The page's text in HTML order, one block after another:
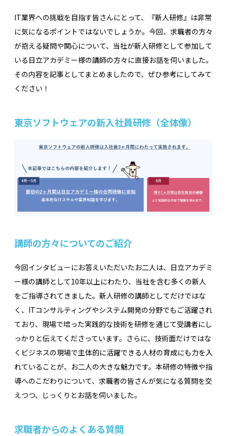
IT業界への挑戦を目指す皆さんにとって、『新人研修』は非常
に気になるポイントではないでしょうか。今回、求職者の方々
が抱える疑問や関心について、当社が新人研修として参加して
いる日立アカデミー様の講師の方々に直接お話を伺いました。
その内容を記事としてまとめましたので、ぜひ参考にしてみて
ください！
東京ソフトウェアの新入社員研修（全体像）
講師の方々についてのご紹介
今回インタビューにお答えいただいたお二人は、日立アカデミ
ー様の講師として10年以上にわたり、当社を含む多くの新人
をご指導されてきました。新人研修の講師としてだけではな
く、ITコンサルティングやシステム開発の分野でもご活躍され
ており、現場で培った実践的な技術を研修を通じて受講者にし
っかりと伝えてくださっています。さらに、技術面だけではな
くビジネスの現場で主体的に活躍できる人材の育成にも力を入
れていることが、お二人の大きな魅力です。本研修の特徴や指
導へのこだわりについて、求職者の皆さんが気になる質問を交
えつつ、じっくりとお話を伺いました。
求職者からのよくある質問